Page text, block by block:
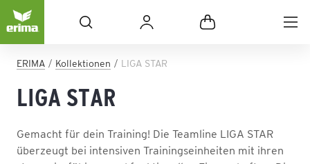
ERIMA Kollektionen LIGA STAR
LIGA STAR
Gemacht für dein Training! Die Teamline LIGA STAR
überzeugt bei intensiven Trainingseinheiten mit ihren